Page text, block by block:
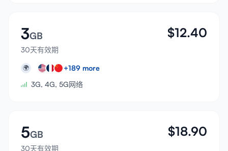
3GB
30天有效期
$12.40
🌍 +189 more
3G, 4G, 5G网络
5GB
30天有效期
$18.90